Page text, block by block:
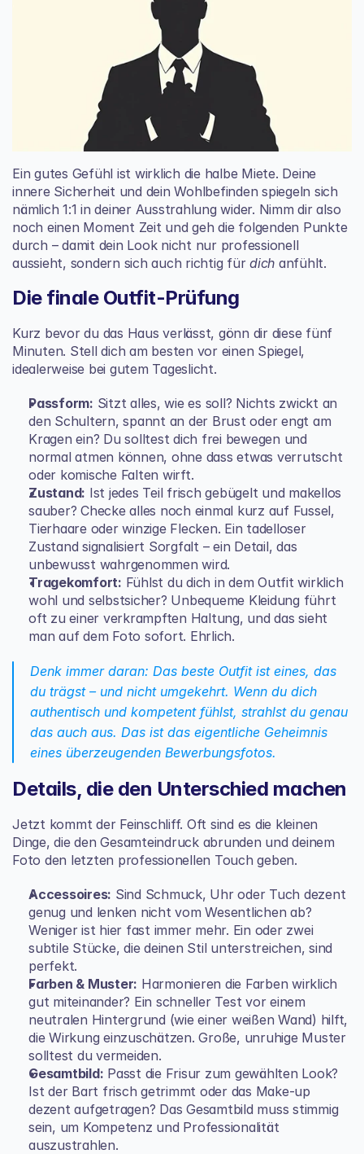
Ein gutes Gefühl ist wirklich die halbe Miete. Deine
innere Sicherheit und dein Wohlbefinden spiegeln sich
nämlich 1:1 in deiner Ausstrahlung wider. Nimm dir also
noch einen Moment Zeit und geh die folgenden Punkte
durch – damit dein Look nicht nur professionell
aussieht, sondern sich auch richtig für dich anfühlt.
Die finale Outfit-Prüfung
Kurz bevor du das Haus verlässt, gönn dir diese fünf
Minuten. Stell dich am besten vor einen Spiegel,
idealerweise bei gutem Tageslicht.
Passform: Sitzt alles, wie es soll? Nichts zwickt an
den Schultern, spannt an der Brust oder engt am
Kragen ein? Du solltest dich frei bewegen und
normal atmen können, ohne dass etwas verrutscht
oder komische Falten wirft.
Zustand: Ist jedes Teil frisch gebügelt und makellos
sauber? Checke alles noch einmal kurz auf Fussel,
Tierhaare oder winzige Flecken. Ein tadelloser
Zustand signalisiert Sorgfalt – ein Detail, das
unbewusst wahrgenommen wird.
Tragekomfort: Fühlst du dich in dem Outfit wirklich
wohl und selbstsicher? Unbequeme Kleidung führt
oft zu einer verkrampften Haltung, und das sieht
man auf dem Foto sofort. Ehrlich.
Denk immer daran: Das beste Outfit ist eines, das
du trägst – und nicht umgekehrt. Wenn du dich
authentisch und kompetent fühlst, strahlst du genau
das auch aus. Das ist das eigentliche Geheimnis
eines überzeugenden Bewerbungsfotos.
Details, die den Unterschied machen
Jetzt kommt der Feinschliff. Oft sind es die kleinen
Dinge, die den Gesamteindruck abrunden und deinem
Foto den letzten professionellen Touch geben.
Accessoires: Sind Schmuck, Uhr oder Tuch dezent
genug und lenken nicht vom Wesentlichen ab?
Weniger ist hier fast immer mehr. Ein oder zwei
subtile Stücke, die deinen Stil unterstreichen, sind
perfekt.
Farben & Muster: Harmonieren die Farben wirklich
gut miteinander? Ein schneller Test vor einem
neutralen Hintergrund (wie einer weißen Wand) hilft,
die Wirkung einzuschätzen. Große, unruhige Muster
solltest du vermeiden.
Gesamtbild: Passt die Frisur zum gewählten Look?
Ist der Bart frisch getrimmt oder das Make-up
dezent aufgetragen? Das Gesamtbild muss stimmig
sein, um Kompetenz und Professionalität
auszustrahlen.